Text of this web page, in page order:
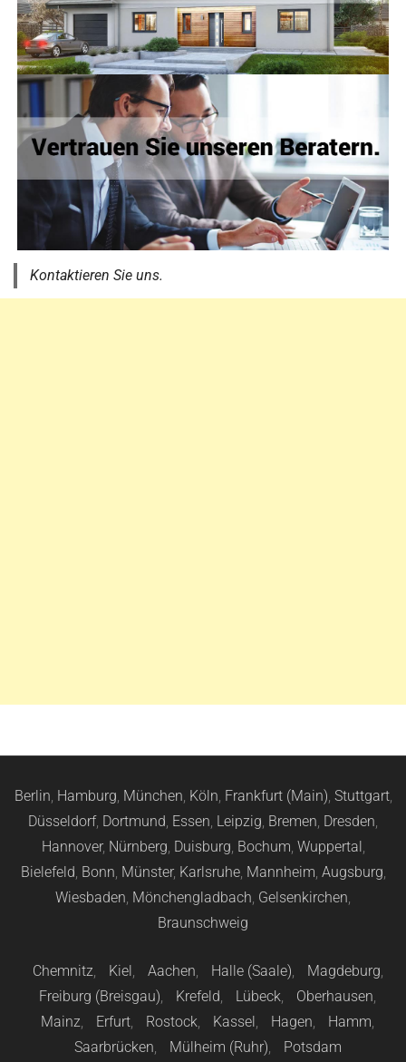
Kontaktieren Sie uns.
Berlin, Hamburg, München, Köln, Frankfurt (Main), Stuttgart,
Düsseldorf, Dortmund, Essen, Leipzig, Bremen, Dresden,
Hannover, Nürnberg, Duisburg, Bochum, Wuppertal,
Bielefeld, Bonn, Münster, Karlsruhe, Mannheim, Augsburg,
Wiesbaden, Mönchengladbach, Gelsenkirchen,
Braunschweig
Chemnitz, Kiel, Aachen, Halle (Saale), Magdeburg,
Freiburg (Breisgau), Krefeld, Lübeck, Oberhausen,
Mainz, Erfurt, Rostock, Kassel, Hagen, Hamm,
Saarbrücken, Mülheim (Ruhr), Potsdam